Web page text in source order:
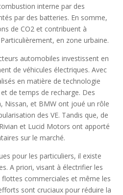
interne par des
par des batteries. En somme,
de CO2 et contribuent à
en zone urbaine.
automobiles investissent en
de véhicules électriques. Avec
en matière de technologie
de temps de recharge. Des
Nissan, et BMW ont joué un rôle
des VE. Tandis que, de
et Lucid Motors ont apporté
sur le marché.
pour les particuliers, il existe
A priori, visant à électrifier les
commerciales et même les
sont cruciaux pour réduire la